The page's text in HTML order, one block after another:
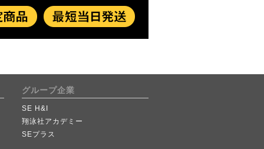
グループ企業
SE H&I
翔泳社アカデミー
SEプラス